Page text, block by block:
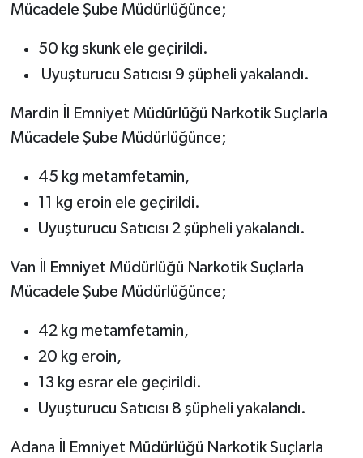
Mücadele Şube Müdürlüğünce;
50 kg skunk ele geçirildi.
Uyuşturucu Satıcısı 9 şüpheli yakalandı.
Mardin İl Emniyet Müdürlüğü Narkotik Suçlarla
Mücadele Şube Müdürlüğünce;
45 kg metamfetamin,
11 kg eroin ele geçirildi.
Uyuşturucu Satıcısı 2 şüpheli yakalandı.
Van İl Emniyet Müdürlüğü Narkotik Suçlarla
Mücadele Şube Müdürlüğünce;
42 kg metamfetamin,
20 kg eroin,
13 kg esrar ele geçirildi.
Uyuşturucu Satıcısı 8 şüpheli yakalandı.
Adana İl Emniyet Müdürlüğü Narkotik Suçlarla